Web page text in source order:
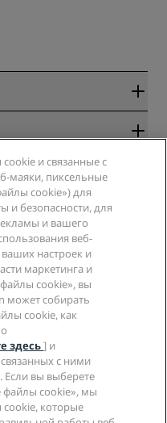
Radisson Rewards
и связанные с
маяки, пиксельные
cookie») для
и безопасности, для
и вашего
веб-
настроек и
маркетинга и
cookie», вы
может собирать
cookie, как
здесь] и
с ними
Если вы выберете
файлы cookie», мы
которые